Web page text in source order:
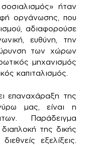
ήταν
οργάνωσης, που
αδιαφορούσε
ευθύνη, την
των χώρων
μηχανισμός
καπιταλισμός.
επαναχάραξη της
μας, είναι η
Παράδειγμα
της δικής
εξελίξεις.